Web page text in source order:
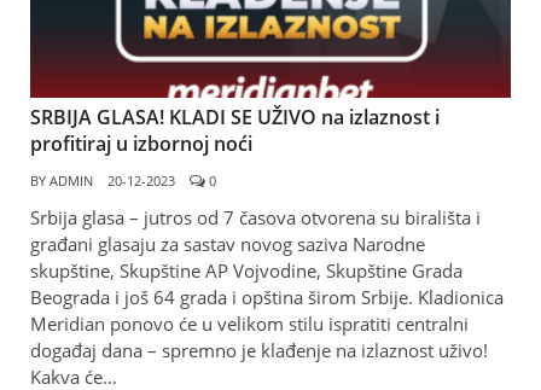
SRBIJA GLASA! KLADI SE UŽIVO na izlaznost i
profitiraj u izbornoj noći
BY ADMIN 20-12-2023 0
Srbija glasa – jutros od 7 časova otvorena su birališta i
građani glasaju za sastav novog saziva Narodne
skupštine, Skupštine AP Vojvodine, Skupštine Grada
Beograda i još 64 grada i opština širom Srbije. Kladionica
Meridian ponovo će u velikom stilu ispratiti centralni
događaj dana – spremno je klađenje na izlaznost uživo!
Kakva će…